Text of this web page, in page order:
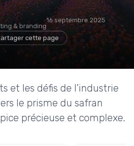
& branding
16 septembre 2025
cette page
et les défis de l'industrie
le prisme du safran
précieuse et complexe.